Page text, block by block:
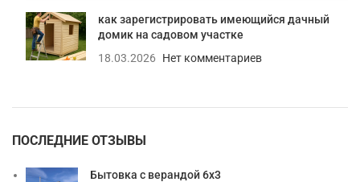
как зарегистрировать имеющийся дачный
домик на садовом участке
18.03.2026
Нет комментариев
ПОСЛЕДНИЕ ОТЗЫВЫ
Бытовка с верандой 6х3